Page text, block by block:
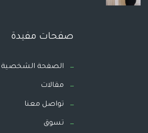
صفحات مفيدة
الصفحة الشخصية
مقالات
تواصل معنا
تسوق